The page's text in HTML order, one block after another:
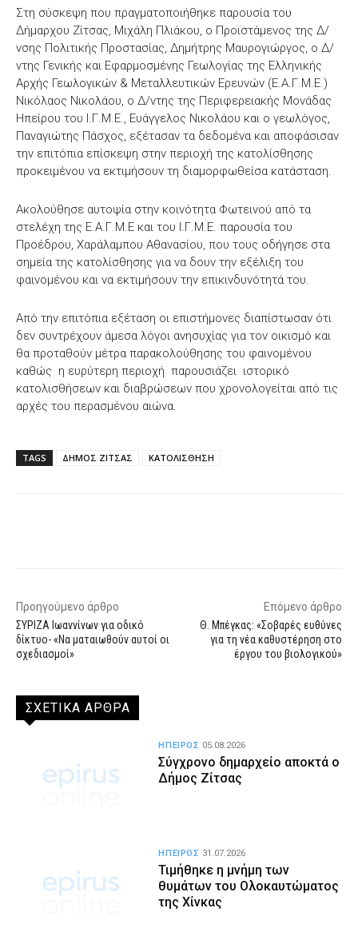
Στη σύσκεψη που πραγματοποιήθηκε παρουσία του
Δήμαρχου Ζίτσας, Μιχάλη Πλιάκου, ο Προϊστάμενος της Δ/
νσης Πολιτικής Προστασίας, Δημήτρης Μαυρογιώργος, ο Δ/
ντης Γενικής και Εφαρμοσμένης Γεωλογίας της Ελληνικής
Αρχής Γεωλογικών & Μεταλλευτικών Ερευνών (Ε.Α.Γ.Μ.Ε.)
Νικόλαος Νικολάου, ο Δ/ντης της Περιφερειακής Μονάδας
Ηπείρου του Ι.Γ.Μ.Ε., Ευάγγελος Νικολάου και ο γεωλόγος,
Παναγιώτης Πάσχος, εξέτασαν τα δεδομένα και αποφάσισαν
την επιτόπια επίσκεψη στην περιοχή της κατολίσθησης
προκειμένου να εκτιμήσουν τη διαμορφωθείσα κατάσταση.
Ακολούθησε αυτοψία στην κοινότητα Φωτεινού από τα
στελέχη της Ε.Α.Γ.Μ.Ε και του Ι.Γ.Μ.Ε. παρουσία του
Προέδρου, Χαράλαμπου Αθανασίου, που τους οδήγησε στα
σημεία της κατολίσθησης για να δουν την εξέλιξη του
φαινομένου και να εκτιμήσουν την επικινδυνότητά του.
Από την επιτόπια εξέταση οι επιστήμονες διαπίστωσαν ότι
δεν συντρέχουν άμεσα λόγοι ανησυχίας για τον οικισμό και
θα προταθούν μέτρα παρακολούθησης του φαινομένου
καθώς η ευρύτερη περιοχή παρουσιάζει ιστορικό
κατολισθήσεων και διαβρώσεων που χρονολογείται από τις
αρχές του περασμένου αιώνα.
TAGS ΔΗΜΟΣ ΖΙΤΣΑΣ ΚΑΤΟΛΙΣΘΗΣΗ
Προηγούμενο άρθρο
ΣΥΡΙΖΑ Ιωαννίνων για οδικό
δίκτυο- «Να ματαιωθούν αυτοί οι
σχεδιασμοί»
Επόμενο άρθρο
Θ. Μπέγκας: «Σοβαρές ευθύνες
για τη νέα καθυστέρηση στο
έργου του βιολογικού»
ΣΧΕΤΙΚΑ ΑΡΘΡΑ
Σύγχρονο δημαρχείο αποκτά ο
Δήμος Ζίτσας
ΗΠΕΙΡΟΣ 05.08.2026
Τιμήθηκε η μνήμη των
θυμάτων του Ολοκαυτώματος
της Χίνκας
ΗΠΕΙΡΟΣ 31.07.2026